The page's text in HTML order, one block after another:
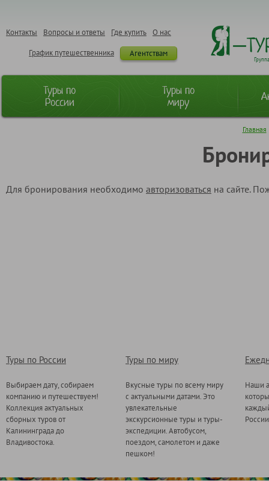
О нас
Где купить
Вопросы и ответы
Контакты
Агентствам
График путешественника
Туры по
России
Туры по
миру
Главная
Для бронирования необходимо авторизоваться на сайте.
Туры по России
Выбираем дату, собираем
компанию и путешествуем!
Коллекция актуальных
сборных туров от
Калининграда до
Владивостока.
Туры по миру
Вкусные туры по всему миру
с актуальными датами. Это
увлекательные
экскурсионные туры и туры-
экспедиции. Автобусом,
поездом, самолетом и даже
пешком!
Наши